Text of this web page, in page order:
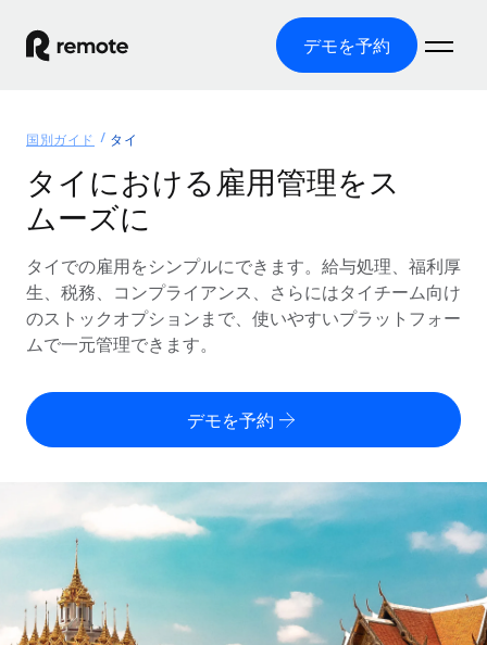
デモを予約
グローバル雇用
グローバル給与処理
コンプライアンス対応の給与処理を手軽に
Employer of Record（EOR）
グローバル展開をコストをかけずに実現
Contractor of Record
世界中の契約社員と法令を遵守して契約
世界中の契約社員をオンボーディングし、管理
PEO
インフラ
ソリューション
各国の制度に対応
国別ガイド
/国別のグローバル雇用支援を検索する
Remoteを他社と比較
成長の段階
スタートアップ
成長中の企業向けのアジャイルなグローバルHR・給与処理ソ
リューション
リソース
ツールと計算ツール
従業員コスト計算ツール
契約社員の報酬計算ツール
グローバルな契約社員向けに、通貨オプションと支払スピー
REMOTEで学習
価格
English
Nederlands
Français
Deutsch
ログイン
国別ガイド タイ
タイにおける雇用管理をス
ムーズに
タイでの雇用をシンプルにできます。給与処理、福利厚
生、税務、コンプライアンス、さらにはタイチーム向け
のストックオプションまで、使いやすいプラットフォー
ムで一元管理できます。
デモを予約